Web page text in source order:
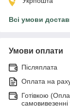
Всі умови
Умови оплати
Післяплата
Оплата на
Готівкою
самовивезенні